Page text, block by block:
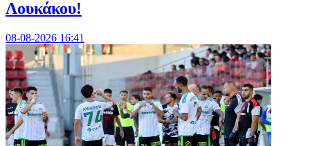
Λουκάκου!
08-08-2026 16:41